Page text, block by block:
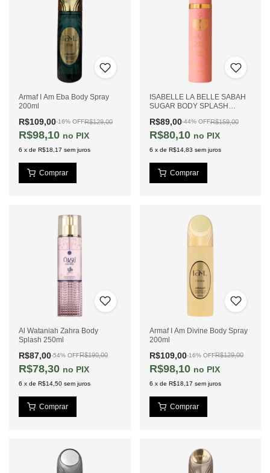
Armaf I Am Eba Body Spray
200ml
R$109,00-16% OFFR$129,00
R$98,10 PIX
6 x de R$18,17 sem juros
ISABELLE LA BELLE SABAH
SUGAR BODY SPLASH
R$89,00-44% OFFR$159,00
R$80,10 PIX
6 x de R$14,83 sem juros
Al Wataniah Zahra Body
Splash 250ml
R$87,00-54% OFFR$190,00
R$78,30 PIX
6 x de R$14,50 sem juros
Armaf I Am Divine Body Spray
200ml
R$109,00-16% OFFR$129,00
R$98,10 PIX
6 x de R$18,17 sem juros